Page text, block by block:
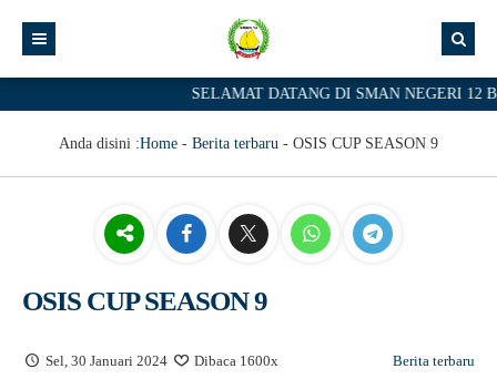
SELAMAT DATANG DI SMAN NEGERI 12
Anda disini :Home - Berita terbaru - OSIS CUP SEASON 9
OSIS CUP SEASON 9
Sel, 30 Januari 2024 Dibaca 1600x Berita terbaru